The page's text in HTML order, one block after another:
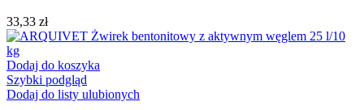
33,33 zł
Dodaj do koszyka
Szybki podgląd
Dodaj do listy ulubionych